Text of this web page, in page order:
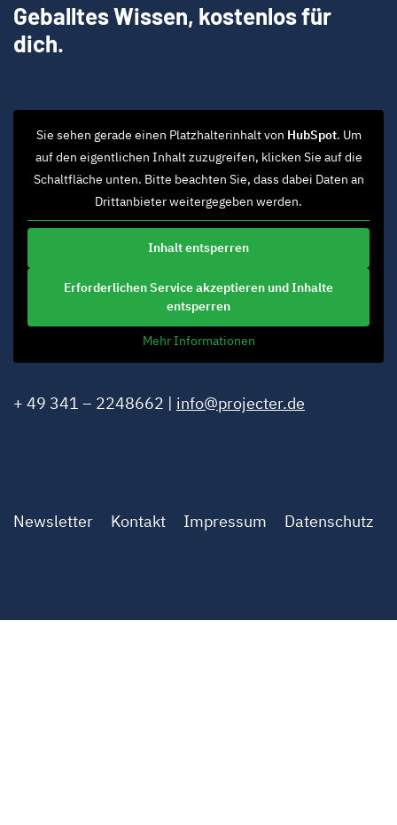
Geballtes Wissen, kostenlos für
dich.
Sie sehen gerade einen Platzhalterinhalt von HubSpot. Um
auf den eigentlichen Inhalt zuzugreifen, klicken Sie auf die
Schaltfläche unten. Bitte beachten Sie, dass dabei Daten an
Drittanbieter weitergegeben werden.
Inhalt entsperren
Erforderlichen Service akzeptieren und Inhalte
entsperren
Mehr Informationen
+ 49 341 – 2248662 | info@projecter.de
Newsletter Kontakt Impressum Datenschutz